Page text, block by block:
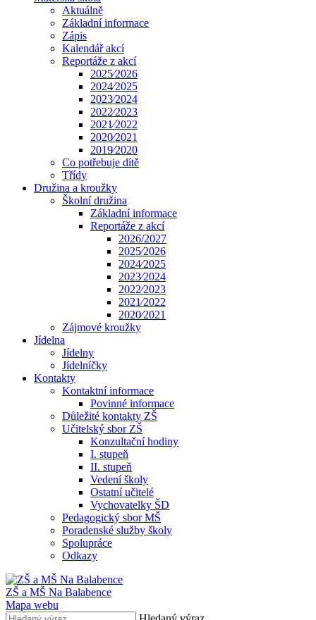
Aktuálně
Základní informace
Zápis
Kalendář akcí
Reportáže z akcí
2025⁄2026
2024⁄2025
2023⁄2024
2022⁄2023
2021⁄2022
2020⁄2021
2019⁄2020
Co potřebuje dítě
Třídy
Družina a kroužky
Školní družina
Základní informace
Reportáže z akcí
2026/2027
2025⁄2026
2024⁄2025
2023⁄2024
2022⁄2023
2021⁄2022
2020⁄2021
Zájmové kroužky
Jídelna
Jídelny
Jídelníčky
Kontakty
Kontaktní informace
Povinné informace
Důležité kontakty ZŠ
Učitelský sbor ZŠ
Konzultační hodiny
I. stupeň
II. stupeň
Vedení školy
Ostatní učitelé
Vychovatelky ŠD
Pedagogický sbor MŠ
Poradenské služby školy
Spolupráce
Odkazy
ZŠ a MŠ Na Balabence
Mapa webu